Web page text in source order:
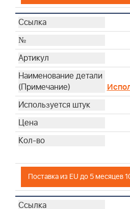
Поставка из EU до 5 месяцев